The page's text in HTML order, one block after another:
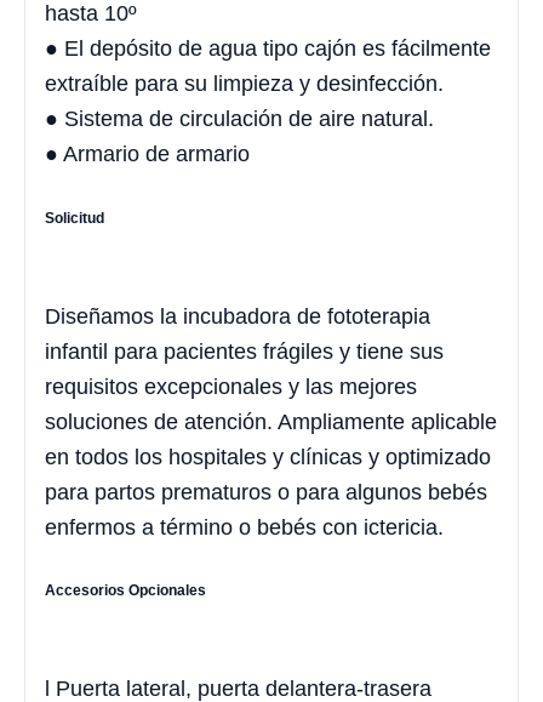
hasta 10º
● El depósito de agua tipo cajón es fácilmente
extraíble para su limpieza y desinfección.
● Sistema de circulación de aire natural.
● Armario de armario
Solicitud
Diseñamos la incubadora de fototerapia
infantil para pacientes frágiles y tiene sus
requisitos excepcionales y las mejores
soluciones de atención. Ampliamente aplicable
en todos los hospitales y clínicas y optimizado
para partos prematuros o para algunos bebés
enfermos a término o bebés con ictericia.
Accesorios Opcionales
l Puerta lateral, puerta delantera-trasera